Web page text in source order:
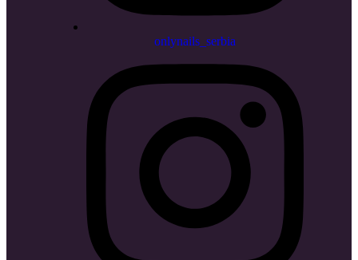
onlynails_serbia